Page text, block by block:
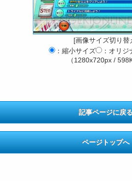
[画像サイズ切り替
：縮小サイズ
：オリ
（1280x720px /
記事ページに戻る
ページトップへ